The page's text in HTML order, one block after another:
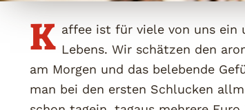
K affee ist für viele von uns ein
Lebens. Wir schätzen den
am Morgen und das belebende
man bei den ersten Schlucken